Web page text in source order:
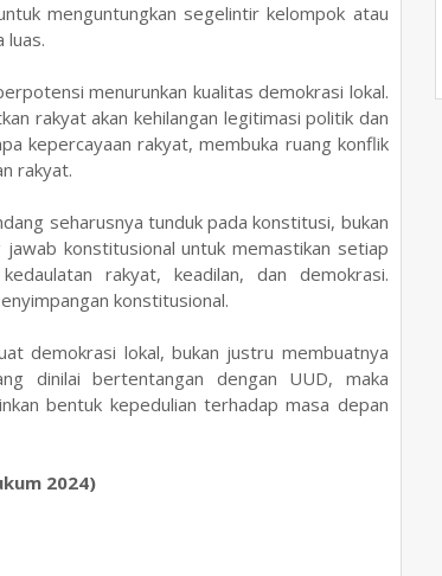
menguntungkan segelintir kelompok atau
luas.
menurunkan kualitas demokrasi lokal.
rakyat akan kehilangan legitimasi politik dan
kepercayaan rakyat, membuka ruang konflik
rakyat.
seharusnya tunduk pada konstitusi, bukan
konstitusional untuk memastikan setiap
rakyat, keadilan, dan demokrasi.
konstitusional.
demokrasi lokal, bukan justru membuatnya
dinilai bertentangan dengan UUD, maka
bentuk kepedulian terhadap masa depan
2024)